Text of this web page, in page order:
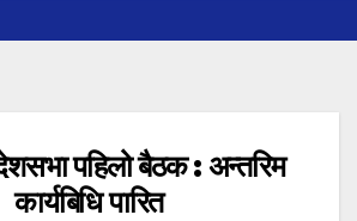
पहिलो बैठक : अन्तरिम
कार्यबिधि पारित